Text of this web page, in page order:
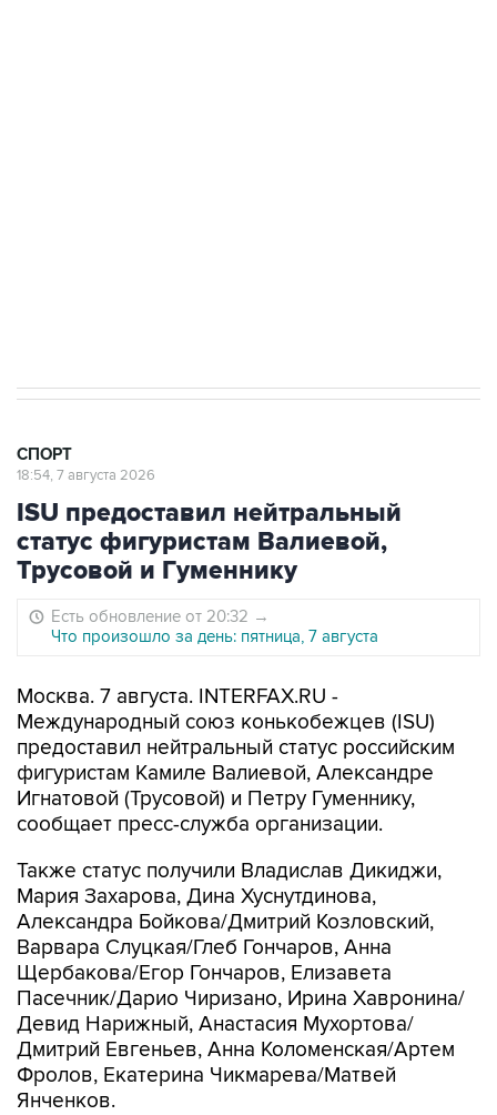
СПОРТ
18:54, 7 августа 2026
ISU предоставил нейтральный
статус фигуристам Валиевой,
Трусовой и Гуменнику
Есть обновление от 20:32 →
Что произошло за день: пятница, 7 августа
Москва. 7 августа. INTERFAX.RU -
Международный союз конькобежцев (ISU)
предоставил нейтральный статус российским
фигуристам Камиле Валиевой, Александре
Игнатовой (Трусовой) и Петру Гуменнику,
сообщает пресс-служба организации.
Также статус получили Владислав Дикиджи,
Мария Захарова, Дина Хуснутдинова,
Александра Бойкова/Дмитрий Козловский,
Варвара Слуцкая/Глеб Гончаров, Анна
Щербакова/Егор Гончаров, Елизавета
Пасечник/Дарио Чиризано, Ирина Хавронина/
Девид Нарижный, Анастасия Мухортова/
Дмитрий Евгеньев, Анна Коломенская/Артем
Фролов, Екатерина Чикмарева/Матвей
Янченков.